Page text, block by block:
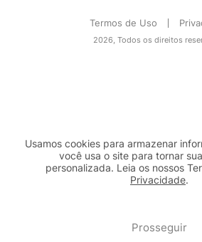
Termos de Uso
2026, Todos os direitos
Usamos cookies para armazenar
você usa o site para tornar
personalizada. Leia os nossos
Privacidade.
Prosseguir